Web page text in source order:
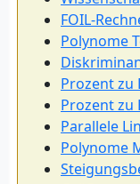
FOIL-
Polynome
Prozent zu
Prozent zu
Parallele
Polynome